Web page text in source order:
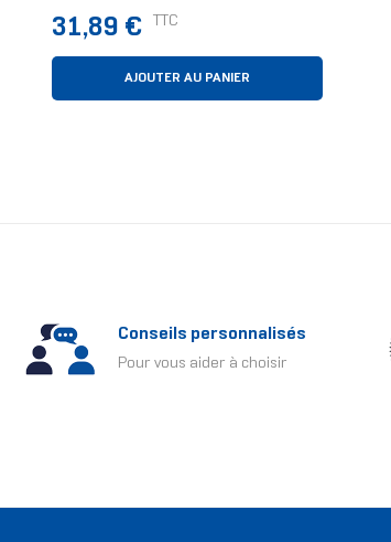
Prix
31,89 € TTC
AJOUTER AU PANIER
Conseils personnalisés
Pour vous aider à choisir